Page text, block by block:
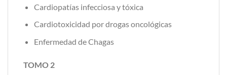
Cardiopatías infecciosa y tóxica
Cardiotoxicidad por drogas oncológicas
Enfermedad de Chagas
TOMO 2